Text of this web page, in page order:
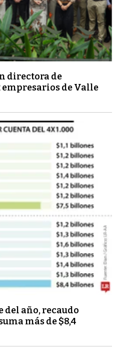
directora de
de Valle
del año, recaudo
más de $8,4